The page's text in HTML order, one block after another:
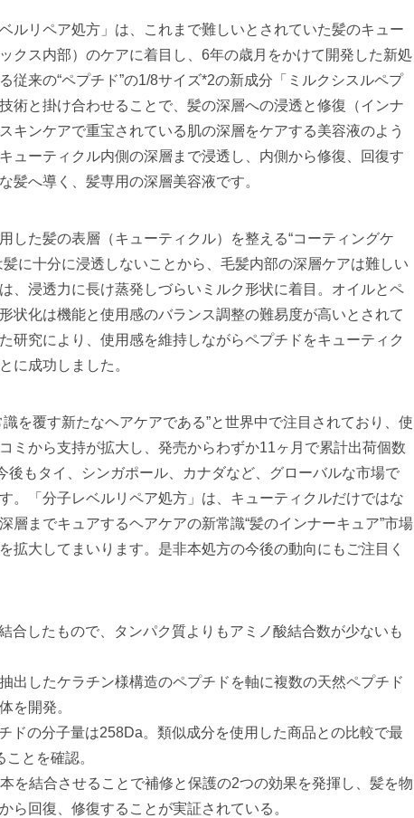
ルリペア処方」は、これまで難しいとされていた髪のキュー
クス内部）のケアに着目し、6年の歳月をかけて開発した新処
従来の“ペプチド”の1/8サイズ*2の新成分「ミルクシスルペプ
術と掛け合わせることで、髪の深層への浸透と修復（インナ
キンケアで重宝されている肌の深層をケアする美容液のよう
ューティクル内側の深層まで浸透し、内側から修復、回復す
髪へ導く、髪専用の深層美容液です。
した髪の表層（キューティクル）を整える“コーティングケ
に十分に浸透しないことから、毛髪内部の深層ケアは難しい
、浸透力に長け蒸発しづらいミルク形状に着目。オイルとペ
状化は機能と使用感のバランス調整の難易度が高いとされて
研究により、使用感を維持しながらペプチドをキューティク
に成功しました。
を覆す新たなヘアケアである”と世界中で注目されており、使
ミから支持が拡大し、発売からわずか11ヶ月で累計出荷個数
後もタイ、シンガポール、カナダなど、グローバルな市場で
。「分子レベルリペア処方」は、キューティクルだけではな
層までキュアするヘアケアの新常識“髪のインナーキュア”市場
拡大してまいります。是非本処方の今後の動向にもご注目く
合したもので、タンパク質よりもアミノ酸結合数が少ないも
出したケラチン様構造のペプチドを軸に複数の天然ペプチド
を開発。
ドの分子量は258Da。類似成分を使用した商品との比較で最
とを確認。
を結合させることで補修と保護の2つの効果を発揮し、髪を物
ら回復、修復することが実証されている。